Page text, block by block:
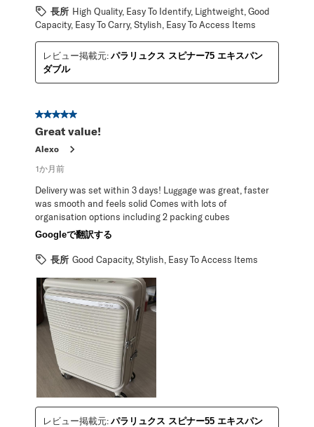
長所 High Quality, Easy To Identify, Lightweight, Good
Capacity, Easy To Carry, Stylish, Easy To Access Items
レビュー掲載元: パラリュクス スピナー75 エキスパン
ダブル
星5／5個です。
Great value!
Alexo
1か月前
Delivery was set within 3 days! Luggage was great, faster
was smooth and feels solid Comes with lots of
organisation options including 2 packing cubes
Googleで翻訳する
長所 Good Capacity, Stylish, Easy To Access Items
レビュー掲載元: パラリュクス スピナー55 エキスパン